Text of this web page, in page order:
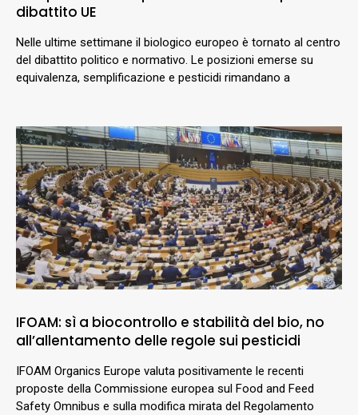
dibattito UE
Nelle ultime settimane il biologico europeo è tornato al centro
del dibattito politico e normativo. Le posizioni emerse su
equivalenza, semplificazione e pesticidi rimandano a
IFOAM: sì a biocontrollo e stabilità del bio, no
all’allentamento delle regole sui pesticidi
IFOAM Organics Europe valuta positivamente le recenti
proposte della Commissione europea sul Food and Feed
Safety Omnibus e sulla modifica mirata del Regolamento